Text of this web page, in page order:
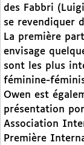
des Fabbri
se revendiquer
La première
envisage
sont les plus
féminine-
Owen est
présentation
Association
Première